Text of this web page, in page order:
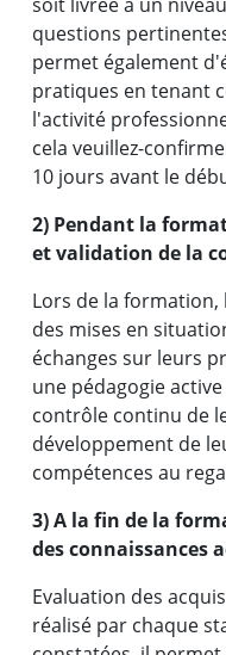
questions
permet également
pratiques en tenant
l'activité
cela veuillez-
10 jours avant le
2) Pendant la
et validation de la
Lors de la formation,
des mises en
échanges sur leurs
une pédagogie
contrôle continu de
développement de
compétences au
3) A la fin de la
des connaissances
Evaluation des
réalisé par chaque
Des
obtenus
« Désormais, je
préparation,